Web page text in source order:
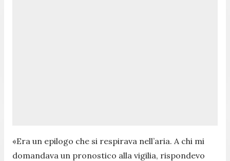
«Era un epilogo che si respirava nell’aria. A chi mi
domandava un pronostico alla vigilia, rispondevo